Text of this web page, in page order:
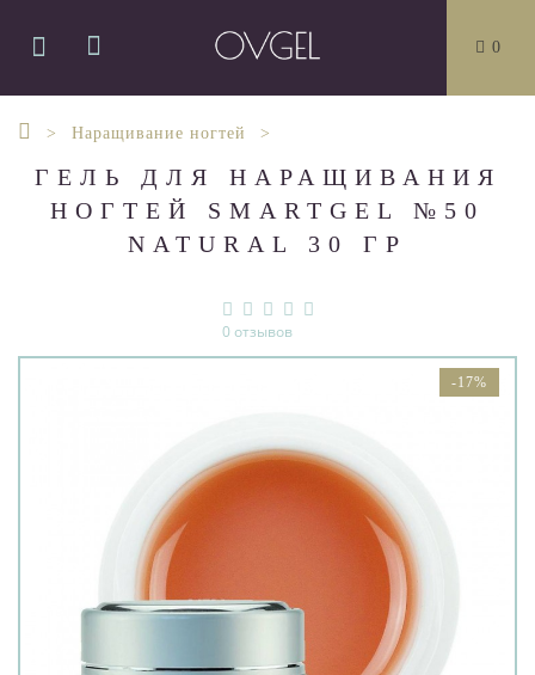
0
Наращивание ногтей
ГЕЛЬ ДЛЯ НАРАЩИВАНИЯ
НОГТЕЙ SMARTGEL №50
NATURAL 30 ГР
0 отзывов
-17%